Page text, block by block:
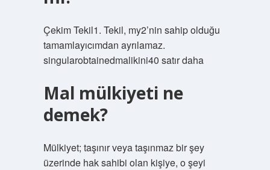
Çekim Tekil1. Tekil, my2’nin sahip olduğu
tamamlayıcımdan ayrılamaz.
singularobtainedmalikini40 satır daha
Mal mülkiyeti ne
demek?
Mülkiyet; taşınır veya taşınmaz bir şey
üzerinde hak sahibi olan kişiye, o şeyi